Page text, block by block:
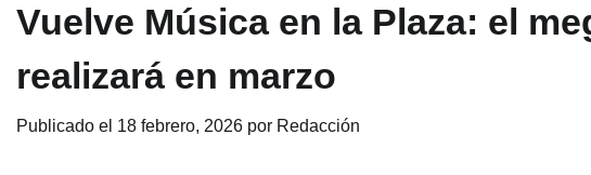
Vuelve Música en la Plaza: el
realizará en marzo
Publicado el 18 febrero, 2026 por Redacción